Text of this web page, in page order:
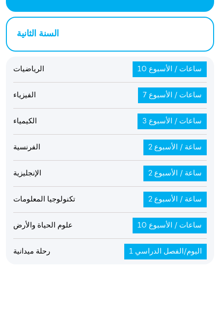
السنة الثانية
الرياضيات 10 ساعات / الأسبوع
الفيزياء 7 ساعات / الأسبوع
الكيمياء 3 ساعات / الأسبوع
الفرنسية 2 ساعة / الأسبوع
الإنجليزية 2 ساعة / الأسبوع
تكنولوجيا المعلومات 2 ساعة / الأسبوع
علوم الحياة والأرض 10 ساعات / الأسبوع
رحلة ميدانية اليوم/الفصل الدراسي 1